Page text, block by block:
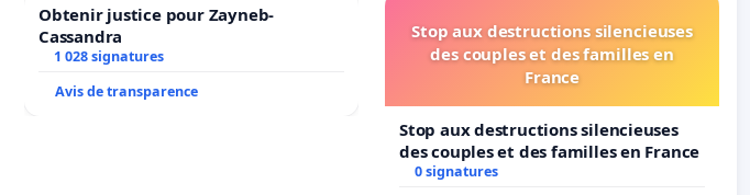
Obtenir justice pour Zayneb-
Cassandra
1 028 signatures
Avis de transparence
Stop aux destructions silencieuses
des couples et des familles en
France
Stop aux destructions silencieuses
des couples et des familles en France
0 signatures